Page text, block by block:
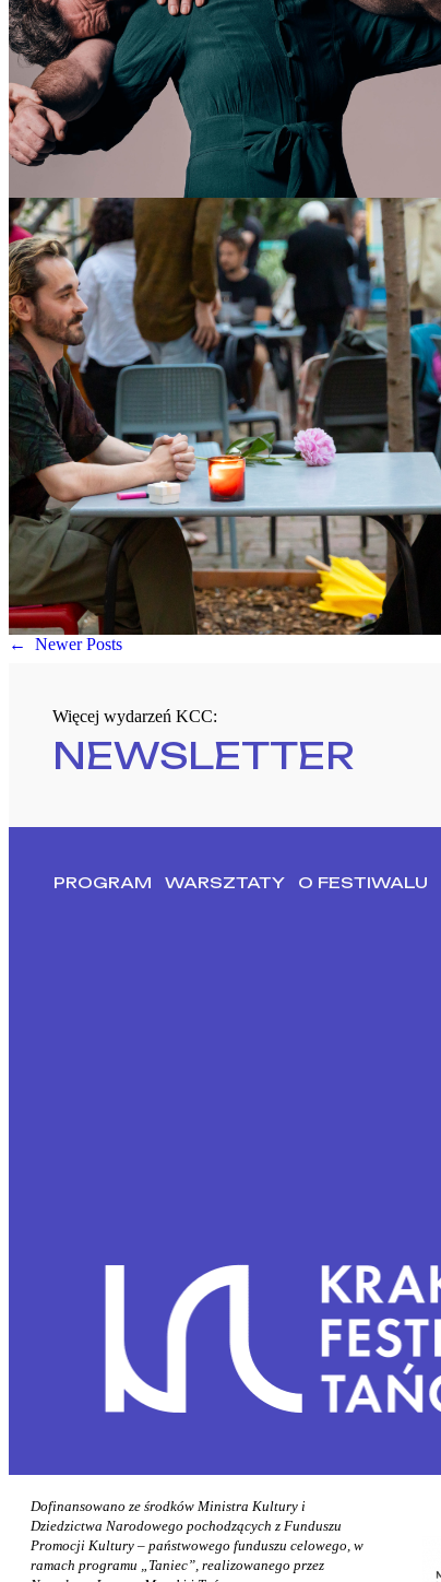
← Newer Posts
Więcej wydarzeń KCC:
NEWSLETTER
PROGRAM WARSZTATY O FESTIWALU
Dofinansowano ze środków Ministra Kultury i
Dziedzictwa Narodowego pochodzących z Funduszu
Promocji Kultury – państwowego funduszu celowego, w
ramach programu „Taniec”, realizowanego przez